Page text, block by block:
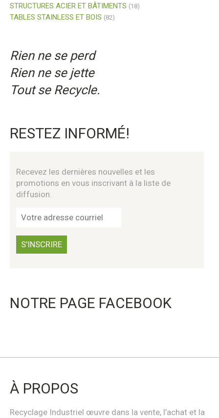
STRUCTURES ACIER ET BÂTIMENTS (18)
TABLES STAINLESS ET BOIS (82)
Rien ne se perd
Rien ne se jette
Tout se Recycle.
RESTEZ INFORMÉ!
Recevez les dernières nouvelles et les
promotions en vous inscrivant à la liste de
diffusion.
NOTRE PAGE FACEBOOK
À PROPOS
Recyclage Industriel œuvre dans la vente, l’achat et la